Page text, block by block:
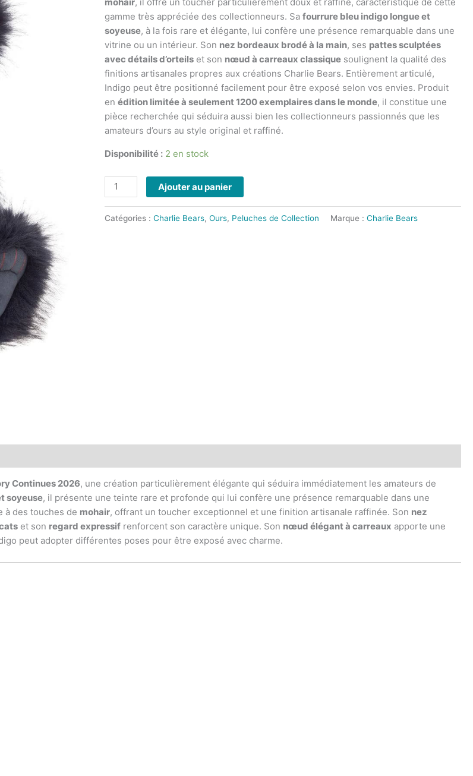
gamme très appréciée des collectionneurs. Safourrure bleu indigo longue et
soyeuse, à la fois rare et élégante, lui confère une présence remarquable dans une
vitrine ou un intérieur. Son nez bordeaux brodé à la main, ses pattes sculptées
avec détails d’orteils et son nœud à carreaux classique soulignent la qualité des
finitions artisanales propres aux créations Charlie Bears. Entièrement articulé,
Indigo peut être positionné facilement pour être exposé selon vos envies. Produit
enédition limitée à seulement 1200 exemplaires dans le monde, il constitue une
pièce recherchée qui séduira aussi bien les collectionneurs passionnés que les
amateurs d’ours au style original et raffiné.
Disponibilité : 2 en stock
Charlie
Bears
–
collection
The
Story
Continues
2026
Ajouter au panier
Catégories :Charlie Bears,Ours, Peluches de Collection Marque :Charlie Bears
Continues 2026, une création particulièrement élégante qui séduira immédiatement les amateurs de
soyeuse, il présente une teinte rare et profonde qui lui confère une présence remarquable dans une
à des touches de mohair, offrant un toucher exceptionnel et une finition artisanale raffinée. Son nez
et son regard expressif renforcent son caractère unique. Son nœud élégant à carreaux apporte une
peut adopter différentes poses pour être exposé avec charme.